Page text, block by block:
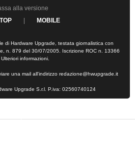
alla versione
| MOBILE
di Hardware Upgrade, testata giornalistica con
n. 879 del 30/07/2005. Iscrizione ROC n. 13366
Ulteriori informazioni.
una mail all'indirizzo redazione@hwupgrade.it
Upgrade S.r.l. P.iva: 02560740124